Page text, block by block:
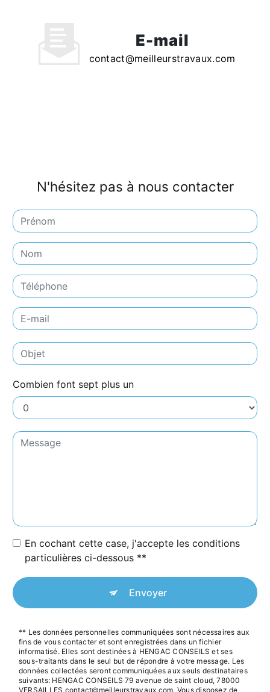
E-mail
contact@meilleurstravaux.com
N'hésitez pas à nous contacter
Combien font sept plus un
En cochant cette case, j'accepte les conditions
particulières ci-dessous **
Envoyer
** Les données personnelles communiquées sont nécessaires aux
fins de vous contacter et sont enregistrées dans un fichier
informatisé. Elles sont destinées à HENGAC CONSEILS et ses
sous-traitants dans le seul but de répondre à votre message. Les
données collectées seront communiquées aux seuls destinataires
suivants: HENGAC CONSEILS 79 avenue de saint cloud, 78000
VERSAILLES contact@meilleurstravaux.com. Vous disposez de